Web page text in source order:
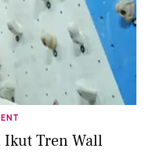
Tren Wall